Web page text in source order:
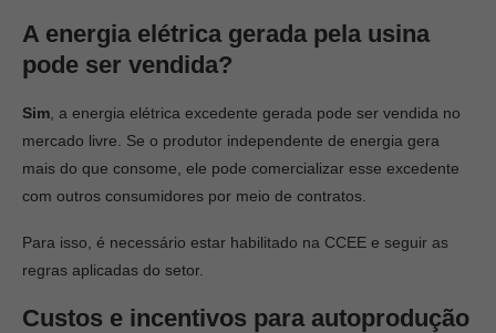
A energia elétrica gerada pela usina
pode ser vendida?
Sim , a energia elétrica excedente gerada pode ser vendida no
mercado livre. Se o produtor independente de energia gera
mais do que consome, ele pode comercializar esse excedente
com outros consumidores por meio de contratos.
Para isso, é necessário estar habilitado na CCEE e seguir as
regras aplicadas do setor.
Custos e incentivos para autoprodução